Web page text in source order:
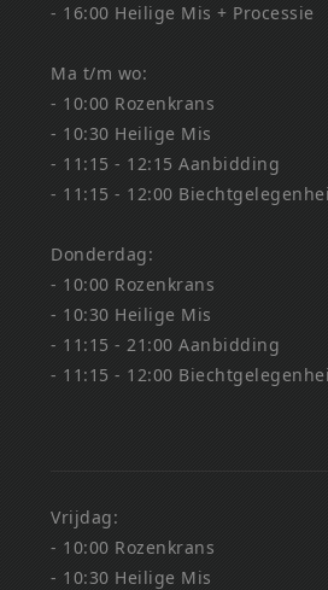
- 16:00 Heilige Mis + Processie
Ma t/m wo:
- 10:00 Rozenkrans
- 10:30 Heilige Mis
- 11:15 - 12:15 Aanbidding
- 11:15 - 12:00
Donderdag:
- 10:00 Rozenkrans
- 10:30 Heilige Mis
- 11:15 - 21:00 Aanbidding
- 11:15 - 12:00
Vrijdag:
- 10:00 Rozenkrans
- 10:30 Heilige Mis